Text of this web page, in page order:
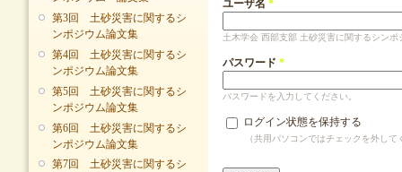
第3回 土砂災害に関するシ
ンポジウム論文集
第4回 土砂災害に関するシ
ンポジウム論文集
第5回 土砂災害に関するシ
ンポジウム論文集
第6回 土砂災害に関するシ
ンポジウム論文集
第7回 土砂災害に関するシ
ユーザ名 *
土木学会 西部支部 土砂災害に関するシン
パスワード *
パスワードを入力してください。
ログイン状態を保持する
（共用パソコンではチェックを外して